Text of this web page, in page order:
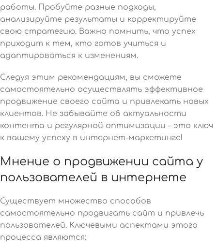
работы. Пробуйте разные подходы,
анализируйте результаты и корректируйте
свою стратегию. Важно помнить, что успех
приходит к тем, кто готов учиться и
адаптироваться к изменениям.
Следуя этим рекомендациям, вы сможете
самостоятельно осуществлять эффективное
продвижение своего сайта и привлекать новых
клиентов. Не забывайте об актуальности
контента и регулярной оптимизации – это ключ
к вашему успеху в интернет-маркетинге!
Мнение о продвижении сайта у
пользователей в интернете
Существует множество способов
самостоятельно продвигать сайт и привлечь
пользователей. Ключевыми аспектами этого
процесса являются: